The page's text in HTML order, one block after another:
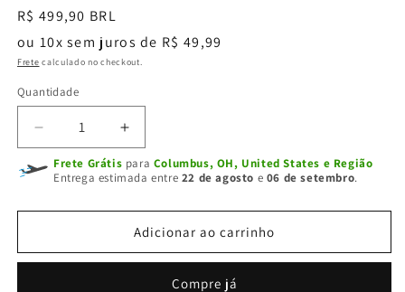
Preço
normal
R$ 499,90 BRL
ou 10x sem juros de R$ 49,99
Frete calculado no checkout.
Quantidade
Diminuir
a
quantidade
VESTIDO
Aumentar
a
quantidade
VESTIDO
AMÉLIE
Frete Grátis para Columbus, OH, United States e Região
Entrega estimada entre 22 de agosto e 06 de setembro.
Adicionar ao carrinho
Compre já